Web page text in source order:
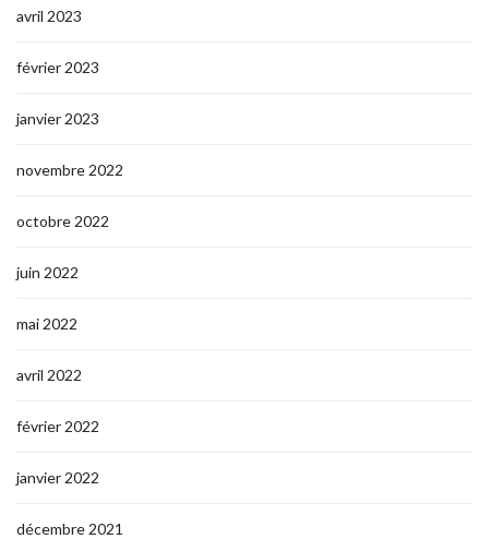
avril 2023
février 2023
janvier 2023
novembre 2022
octobre 2022
juin 2022
mai 2022
avril 2022
février 2022
janvier 2022
décembre 2021